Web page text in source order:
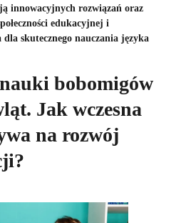
innowacyjnych rozwiązań oraz
edukacyjnej i
dla skutecznego nauczania języka
bobomigów
Jak wczesna
na rozwój